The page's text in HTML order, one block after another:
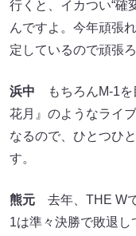
行くと、イカつい“確
んですよ。今年頑張
定しているので頑張
浜中 もちろんM-1を
花月』のようなライ
なるので、ひとつひ
す。
熊元 去年、THE W
1は準々決勝で敗退